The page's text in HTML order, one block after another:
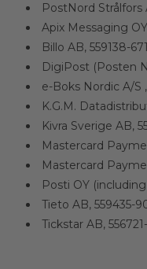
PostNord Strålfors
Apix Messaging
Billo AB, 559138-
DigiPost (Posten
e-Boks Nordic A/S
K.G.M.
Kivra Sverige AB,
Mastercard
Mastercard
Posti OY
Tieto AB, 559435-
Tickstar AB,